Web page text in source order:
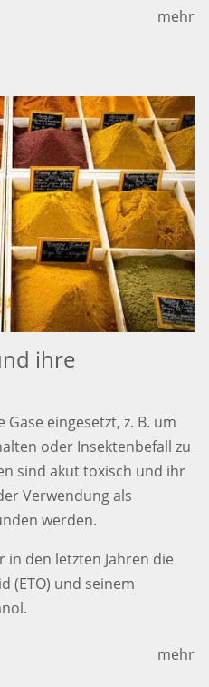
mehr
ihre
eingesetzt, z. B. um
oder Insektenbefall zu
sind akut toxisch und ihr
Verwendung als
werden.
in den letzten Jahren die
(ETO) und seinem
mehr